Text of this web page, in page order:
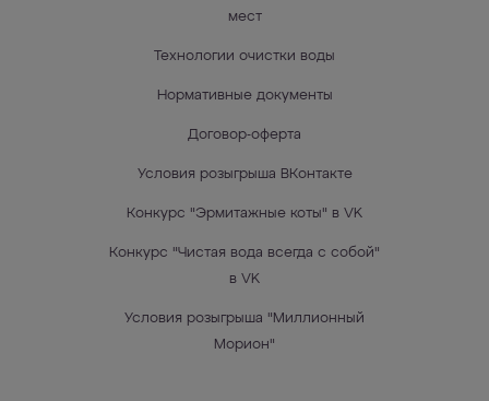
мест
Технологии очистки воды
Нормативные документы
Договор-оферта
Условия розыгрыша ВКонтакте
Конкурс "Эрмитажные коты" в VK
Конкурс "Чистая вода всегда с собой"
в VK
Условия розыгрыша "Миллионный
Морион"